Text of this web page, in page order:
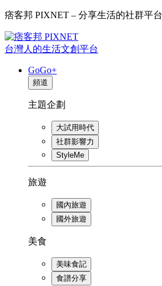
痞客邦 PIXNET – 分享生活的社群平台
台灣人的生活文創平台
GoGo+
頻道
主題企劃
大試用時代
社群影響力
StyleMe
旅遊
國內旅遊
國外旅遊
美食
美味食記
食譜分享